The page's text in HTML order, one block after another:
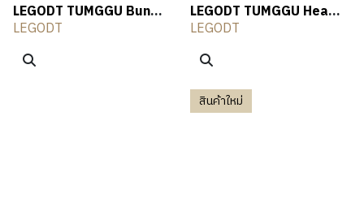
LEGODT TUMGGU Bunny
Key Ring V2
LEGODT
LEGODT TUMGGU Heart
Glitter Keychain
LEGODT
สินค้าใหม่